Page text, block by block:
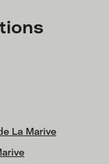
La Marive